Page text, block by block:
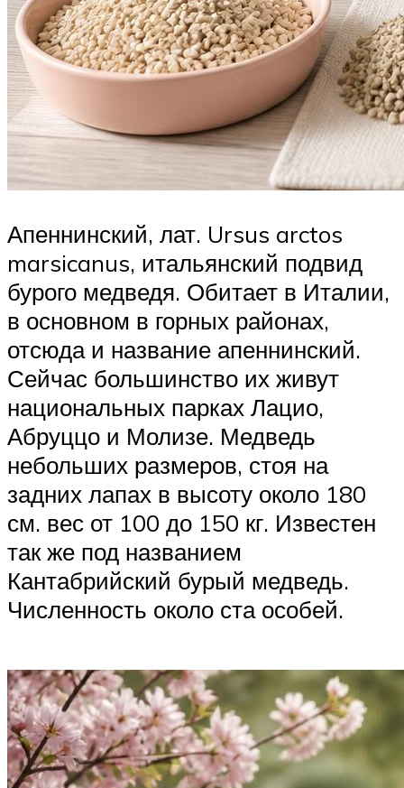
Апеннинский, лат. Ursus arctos
marsicanus, итальянский подвид
бурого медведя. Обитает в Италии,
в основном в горных районах,
отсюда и название апеннинский.
Сейчас большинство их живут
национальных парках Лацио,
Абруццо и Молизе. Медведь
небольших размеров, стоя на
задних лапах в высоту около 180
см. вес от 100 до 150 кг. Известен
так же под названием
Кантабрийский бурый медведь.
Численность около ста особей.